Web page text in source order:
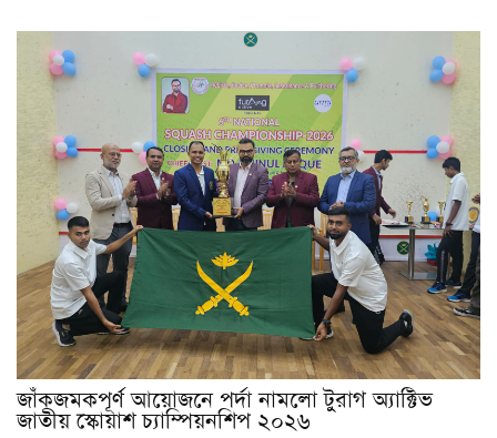
জাঁকজমকপূর্ণ আয়োজনে পর্দা নামলো টুরাগ অ্যাক্টিভ
জাতীয় স্কোয়াশ চ্যাম্পিয়নশিপ ২০২৬